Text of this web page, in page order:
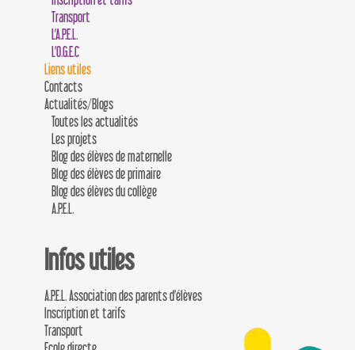
Transport
L’A.P.E.L.
L’O.G.E.C
Liens utiles
Contacts
Actualités/Blogs
Toutes les actualités
Les projets
Blog des élèves de maternelle
Blog des élèves de primaire
Blog des élèves du collège
A.P.E.L.
Infos utiles
A.P.E.L. Association des parents d’élèves
Inscription et tarifs
Transport